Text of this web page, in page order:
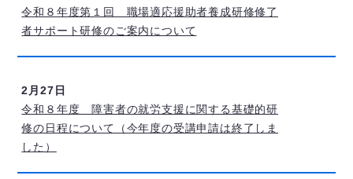
令和８年度第１回 職場適応援助者養成研修修了
者サポート研修のご案内について
2月27日
令和８年度 障害者の就労支援に関する基礎的研
修の日程について（今年度の受講申請は終了しま
した）